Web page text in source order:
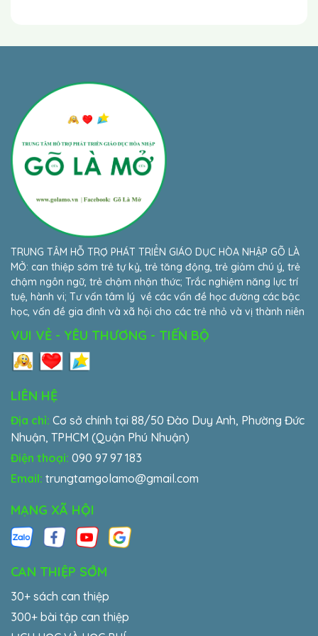
Nếu trẻ không trả lời / thực hiện được kể cả
TRUNG TÂM HỖ TRỢ PHÁT TRIỂN GIÁO DỤC HÒA NHẬP GÕ LÀ
MỞ: can thiệp sớm trẻ tự kỷ, trẻ tăng động, trẻ giảm chú ý, trẻ
chậm ngôn ngữ, trẻ chậm nhận thức; Trắc nghiệm năng lực trí
tuệ, hành vi; Tư vấn tâm lý về các vấn đề học đường các bậc
học, vấn đề gia đình và xã hội cho các trẻ nhỏ và vị thành niên
VUI VẺ - YÊU THƯƠNG - TIẾN BỘ
LIÊN HỆ
Địa chỉ: Cơ sở chính tại 88/50 Đào Duy Anh, Phường Đức
Nhuận, TPHCM (Quận Phú Nhuận)
Điện thoại: 090 97 97 183
Email: trungtamgolamo@gmail.com
MẠNG XÃ HỘI
CAN THIỆP SỚM
30+ sách can thiệp
300+ bài tập can thiệp